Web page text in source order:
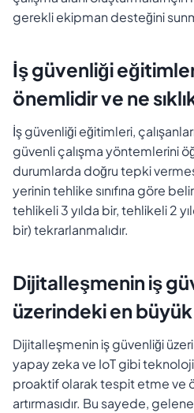
gerekli ekipman desteğini
İş güvenliği
önemlidir ve ne
İş güvenliği eğitimleri,
güvenli çalışma yöntemlerini
durumlarda doğru tepki
yerinin tehlike sınıfına göre
tehlikeli 3 yılda bir, tehlikeli 2
bir) tekrarlanmalıdır.
Dijitalleşmenin iş
üzerindeki en
Dijitalleşmenin iş güvenliği
yapay zeka ve IoT gibi
proaktif olarak tespit etme ve
artırmasıdır. Bu sayede,